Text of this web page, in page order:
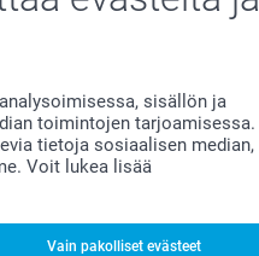
sisällön ja
toimintojen tarjoamisessa.
tietoja sosiaalisen median,
Voit lukea lisää
Vain pakolliset evästeet